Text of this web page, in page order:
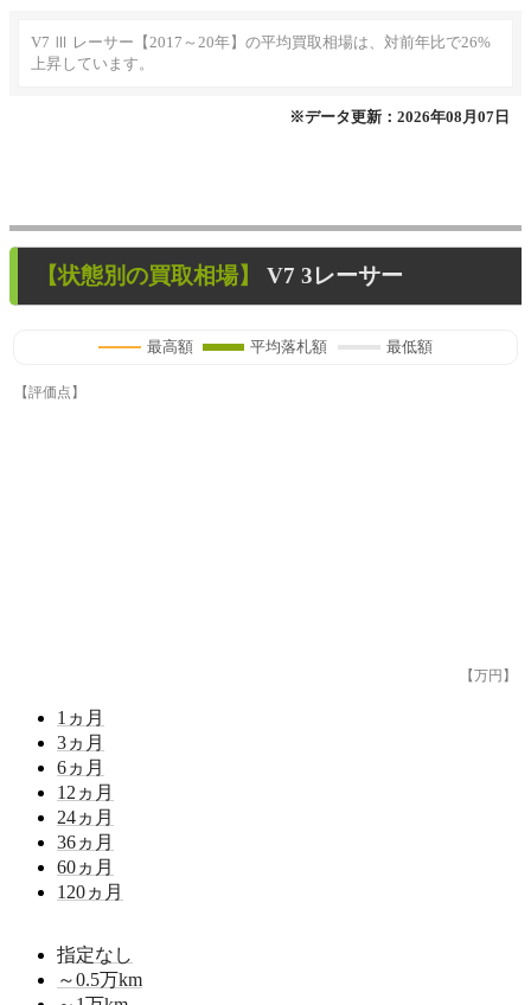
V7 Ⅲ レーサー【2017～20年】の平均買取相場は、対前年比で26%
上昇しています。
※データ更新：2026年08月07日
【状態別の買取相場】 V7 3レーサー
最高額 平均落札額 最低額
【評価点】
【万円】
1 ヵ月
3ヵ月
6ヵ月
12 ヵ月
24ヵ月
36ヵ月
60ヵ月
120ヵ月
指定なし
～0.5万km